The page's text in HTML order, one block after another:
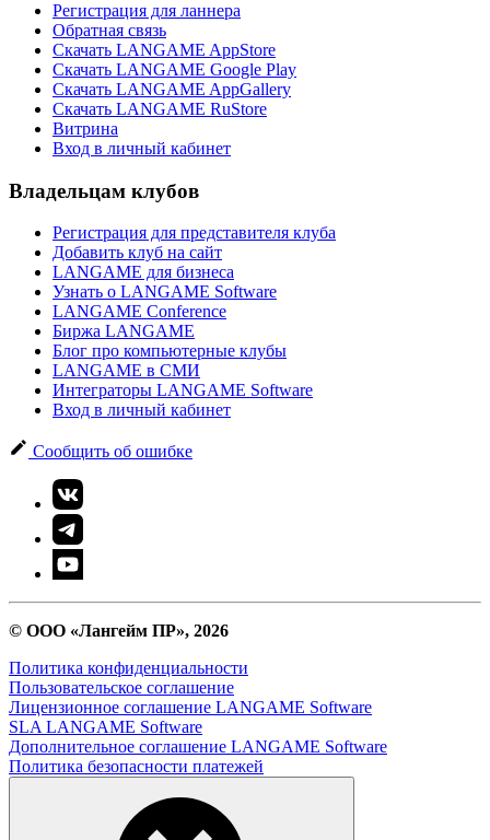
Регистрация для ланнера
Обратная связь
Скачать LANGAME AppStore
Скачать LANGAME Google Play
Скачать LANGAME AppGallery
Скачать LANGAME RuStore
Витрина
Вход в личный кабинет
Владельцам клубов
Регистрация для представителя клуба
Добавить клуб на сайт
LANGAME для бизнеса
Узнать о LANGAME Software
LANGAME Conference
Биржа LANGAME
Блог про компьютерные клубы
LANGAME в СМИ
Интеграторы LANGAME Software
Вход в личный кабинет
Сообщить об ошибке
© ООО «Лангейм ПР», 2026
Политика конфиденциальности
Пользовательское соглашение
Лицензионное соглашение LANGAME Software
SLA LANGAME Software
Дополнительное соглашение LANGAME Software
Политика безопасности платежей